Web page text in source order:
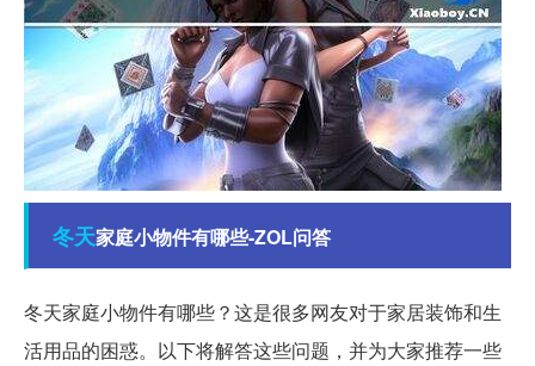
冬天家庭小物件有哪些-ZOL问答
冬天家庭小物件有哪些？这是很多网友对于家居装饰和生
活用品的困惑。以下将解答这些问题，并为大家推荐一些